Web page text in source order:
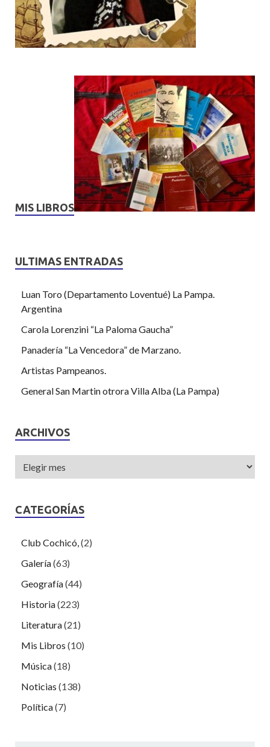
MIS LIBROS
ULTIMAS ENTRADAS
Luan Toro (Departamento Loventué) La Pampa.
Argentina
Carola Lorenzini “La Paloma Gaucha”
Panadería “La Vencedora” de Marzano.
Artistas Pampeanos.
General San Martin otrora Villa Alba (La Pampa)
ARCHIVOS
CATEGORÍAS
Club Cochicó, (2)
Galería(63)
Geografía(44)
Historia(223)
Literatura(21)
Mis Libros (10)
Música(18)
Noticias (138)
Política(7)